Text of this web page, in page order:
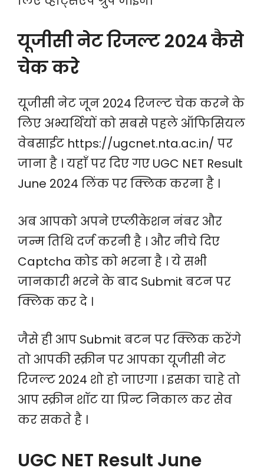
यूजीसी नेट रिजल्ट 2024 कैसे
चेक करे
यूजीसी नेट जून 2024 रिजल्ट चेक करने के
लिए अभ्यर्थियों को सबसे पहले ऑफिसियल
वेबसाईट https://ugcnet.nta.ac.in/ पर
जाना है । यहाँ पर दिए गए UGC NET Result
June 2024 लिंक पर क्लिक करना है ।
अब आपको अपने एप्लीकेशन नंबर और
जन्म तिथि दर्ज करनी है । और नीचे दिए
Captcha कोड को भरना है । ये सभी
जानकारी भरने के बाद Submit बटन पर
क्लिक कर दे ।
जैसे ही आप Submit बटन पर क्लिक करेंगे
तो आपकी स्क्रीन पर आपका यूजीसी नेट
रिजल्ट 2024 शो हो जाएगा । इसका चाहे तो
आप स्क्रीन शॉट या प्रिन्ट निकाल कर सेव
कर सकते है ।
UGC NET Result June